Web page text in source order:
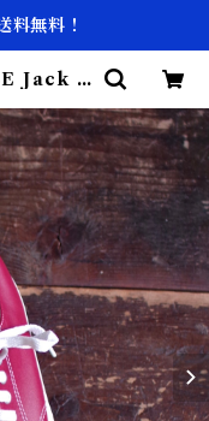
無料！
Jack P
台 biscco
販】